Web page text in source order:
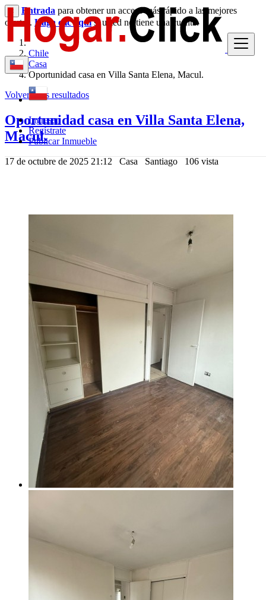
Ingresar
Regístrate
Publicar Inmueble
× Entrada para obtener un acceso más rápido a las mejores
ofertas. Haga clic aquísi usted no tiene una cuenta.
Chile
Casa
Oportunidad casa en Villa Santa Elena, Macul.
Volver a los resultados
Oportunidad casa en Villa Santa Elena,
Macul.
17 de octubre de 2025 21:12 Casa Santiago 106 vista